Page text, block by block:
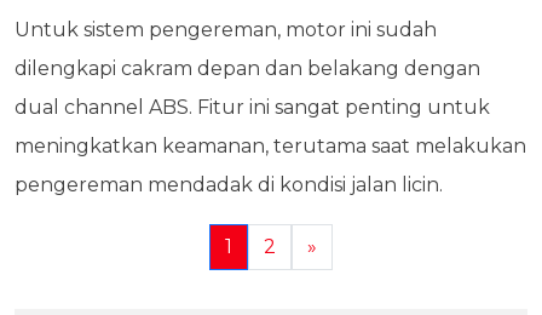
Untuk sistem pengereman, motor ini sudah
dilengkapi cakram depan dan belakang dengan
dual channel ABS. Fitur ini sangat penting untuk
meningkatkan keamanan, terutama saat melakukan
pengereman mendadak di kondisi jalan licin.
1 2 »